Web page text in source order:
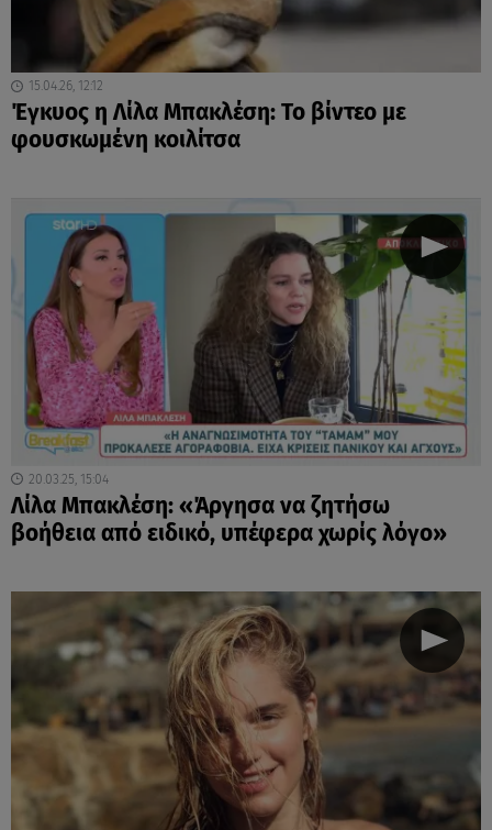
15.04.26, 12:12
Έγκυος η Λίλα Μπακλέση: Το βίντεο με
φουσκωμένη κοιλίτσα
20.03.25, 15:04
Λίλα Μπακλέση: «Άργησα να ζητήσω
βοήθεια από ειδικό, υπέφερα χωρίς λόγο»